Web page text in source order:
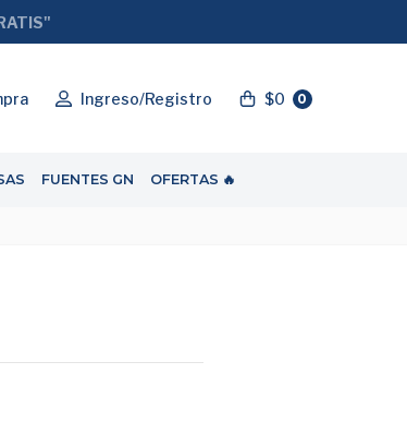
Ingreso/Registro $0 0
FUENTES GN OFERTAS 🔥